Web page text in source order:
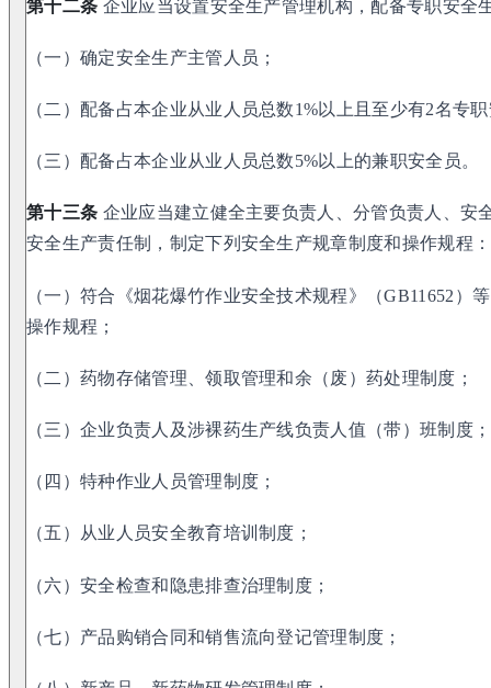
第十二条 企业应当设置安全生产管理机构，配备专职安全
（一）确定安全生产主管人员；
（二）配备占本企业从业人员总数1%以上且至少有2名专
（三）配备占本企业从业人员总数5%以上的兼职安全员。
第十三条 企业应当建立健全主要负责人、分管负责人、安
安全生产责任制，制定下列安全生产规章制度和操作规程：
（一）符合《烟花爆竹作业安全技术规程》（GB11652）
操作规程；
（二）药物存储管理、领取管理和余（废）药处理制度；
（三）企业负责人及涉裸药生产线负责人值（带）班制度；
（四）特种作业人员管理制度；
（五）从业人员安全教育培训制度；
（六）安全检查和隐患排查治理制度；
（七）产品购销合同和销售流向登记管理制度；